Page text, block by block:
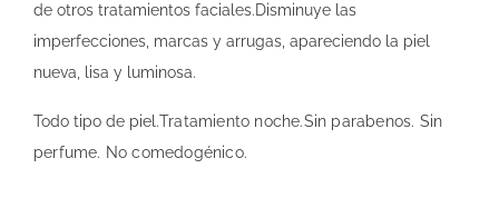
de otros tratamientos faciales.Disminuye las
imperfecciones, marcas y arrugas, apareciendo la piel
nueva, lisa y luminosa.
Todo tipo de piel.Tratamiento noche.Sin parabenos. Sin
perfume. No comedogénico.